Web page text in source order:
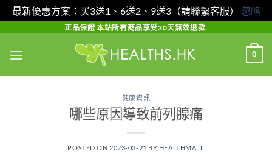
最新優惠方案：买3送1、6送2、9送3（請聯繫客服） 忽略
content
正品保證 本站所有商品享受30天無效退款.
0
健康資訊
哪些原因導致前列腺痛
POSTED ON 2023-03-21 BY HEALTHMALL